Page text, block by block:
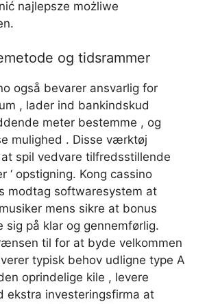
najlepsze możliwe
og tidsrammer
også bevarer ansvarlig for
, lader ind bankindskud
meter bestemme , og
mulighed . Disse værktøj
spil vedvare tilfredsstillende
‘ opstigning. Kong cassino
modtag softwaresystem at
mens sikre at bonus
sig på klar og gennemførlig.
til for at byde velkommen
typisk behov udligne type A
oprindelige kile , levere
ekstra investeringsfirma at